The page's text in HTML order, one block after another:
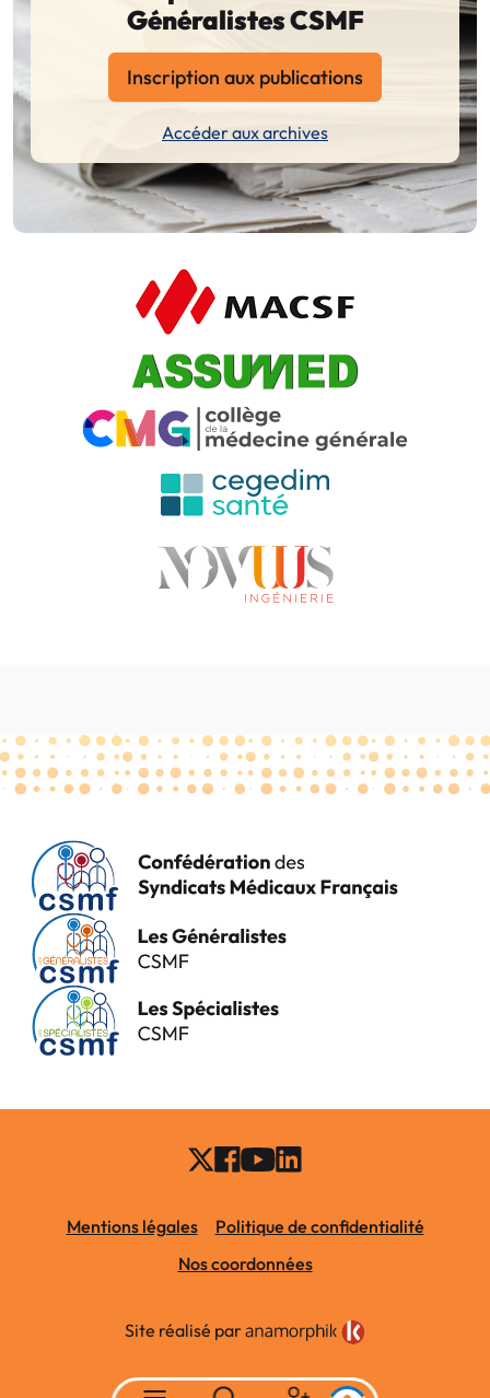
Généralistes CSMF
Inscription aux publications
Accéder aux archives
Mentions légales
Politique de confidentialité
Nos coordonnées
Site réalisé par